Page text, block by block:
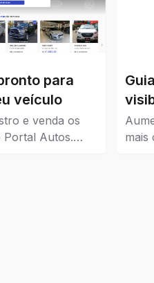
para
veículo
e venda os
Portal Autos.
seu
mais